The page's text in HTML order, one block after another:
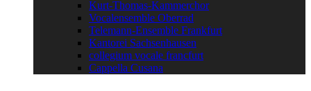
Kurt-Thomas-Kammerchor
Vocalensemble Oberrad
Telemann-Ensemble Frankfurt
Kantorei Sachsenhausen
collegium vocale francfurt
Cappella Cusana